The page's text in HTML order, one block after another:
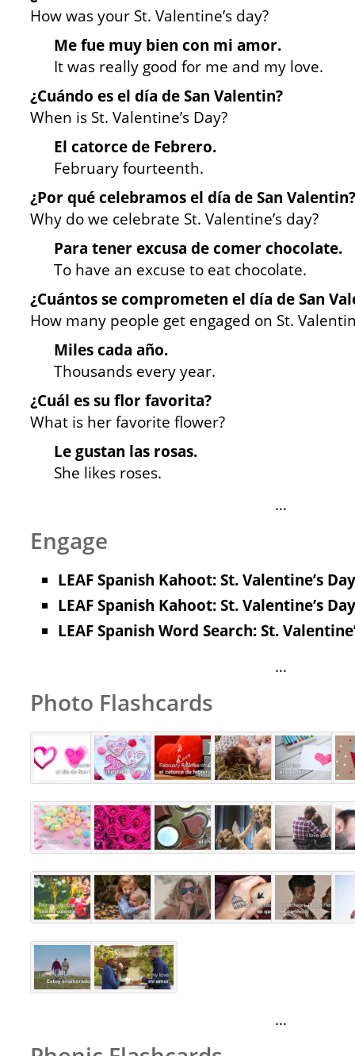
How was your St. Valentine’s day?
Me fue muy bien con mi amor.
It was really good for me and my love.
¿Cuándo es el día de San Valentin?
When is St. Valentine’s Day?
El catorce de Febrero.
February fourteenth.
¿Por qué celebramos el día de San Valentin?
Why do we celebrate St. Valentine’s day?
Para tener excusa de comer chocolate.
To have an excuse to eat chocolate.
¿Cuántos se comprometen el día de San
How many people get engaged on St.
Miles cada año.
Thousands every year.
¿Cuál es su flor favorita?
What is her favorite flower?
Le gustan las rosas.
She likes roses.
…
Engage
LEAF Spanish Kahoot: St. Valentine’s
LEAF Spanish Kahoot: St. Valentine’s
LEAF Spanish Word Search: St.
…
Photo Flashcards
…